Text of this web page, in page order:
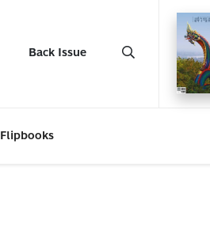
Back Issue
Flipbooks